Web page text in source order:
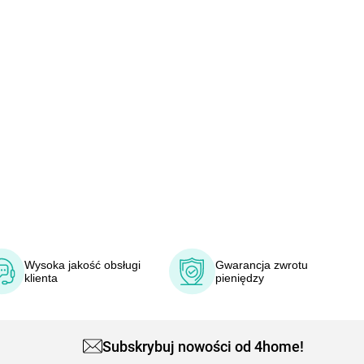
Wysoka jakość obsługi
klienta
Gwarancja zwrotu
pieniędzy
Subskrybuj nowości od 4home!